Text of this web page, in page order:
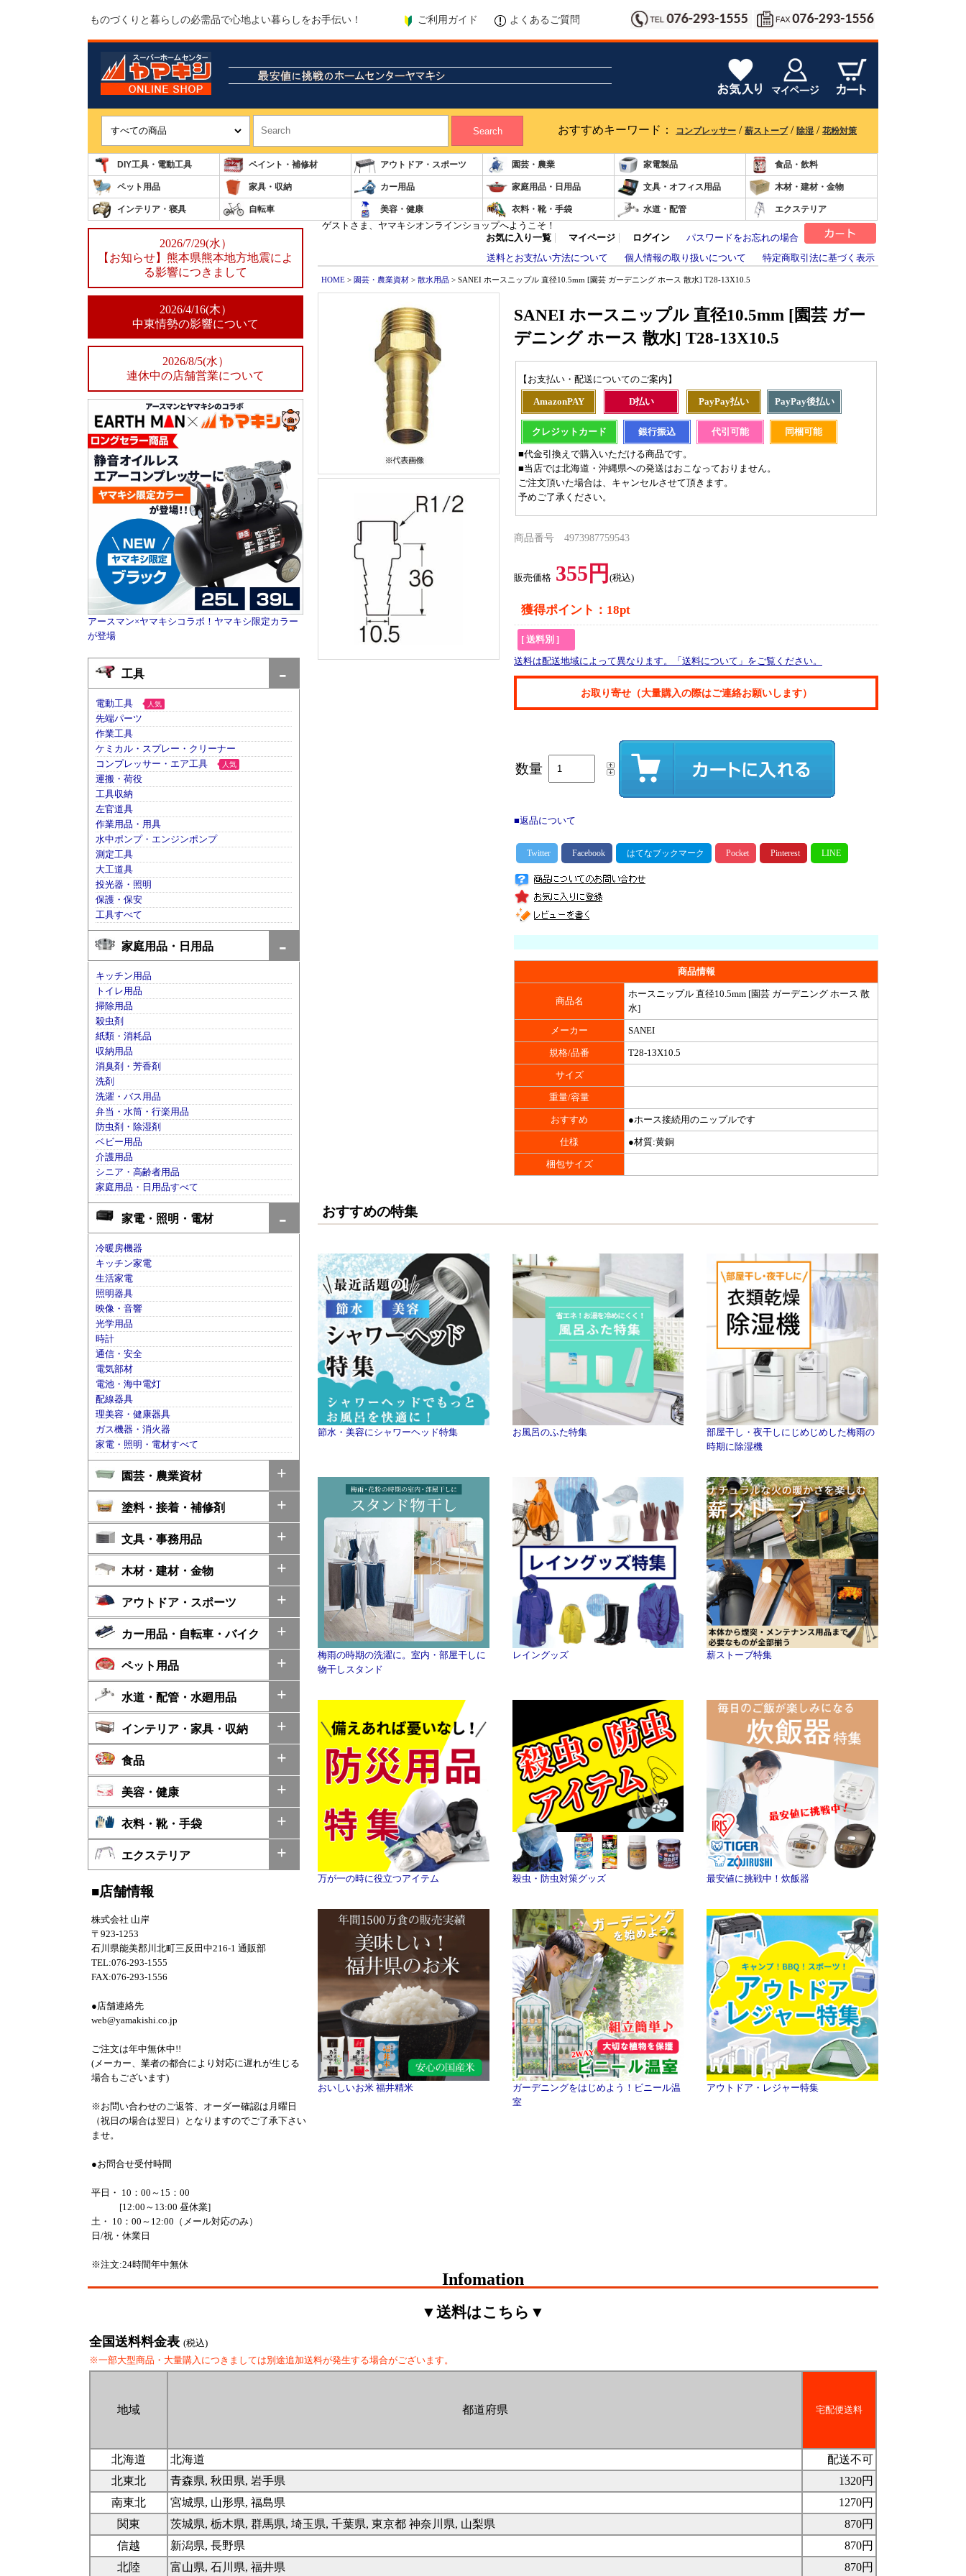
ものづくりと暮らしの必需品で心地よい暮らしをお手伝い！ ご利用ガイド よくあるご質問
Search おすすめキーワード： コンプレッサー / 薪ストーブ/ 除湿 / 花粉対策
DIY工具・電動工具 ペイント・補修材 アウトドア・スポーツ 園芸・農業 家電製品 食品・飲料
ペット用品 家具・収納 カー用品 家庭用品・日用品 文具・オフィス用品 木材・建材・金物
インテリア・寝具 自転車 美容・健康 衣料・靴・手袋 水道・配管 エクステリア
2026/7/29(水）
【お知らせ】熊本県熊本地方地震によ
る影響につきまして
2026/4/16(木）
中東情勢の影響について
2026/8/5(水）
連休中の店舗営業について
アースマン×ヤマキシコラボ！ヤマキシ限定カラー
が登場
工具
電動工具 人気
先端パーツ
作業工具
ケミカル・スプレー・クリーナー
コンプレッサー・エア工具
人気
運搬・荷役
工具収納
左官道具
作業用品・用具
水中ポンプ・エンジンポンプ
測定工具
大工道具
投光器・照明
保護・保安
工具すべて
家庭用品・日用品
キッチン用品
トイレ用品
掃除用品
殺虫剤
紙類・消耗品
収納用品
消臭剤・芳香剤
洗剤
洗濯・バス用品
弁当・水筒・行楽用品
防虫剤・除湿剤
ベビー用品
介護用品
シニア・高齢者用品
家庭用品・日用品すべて
家電・照明・電材
冷暖房機器
キッチン家電
生活家電
照明器具
映像・音響
光学用品
時計
通信・安全
電気部材
電池・海中電灯
配線器具
理美容・健康器具
ガス機器・消火器
家電・照明・電材すべて
園芸・農業資材
塗料・接着・補修剤
文具・事務用品
木材・建材・金物
アウトドア・スポーツ
カー用品・自転車・バイク
ペット用品
水道・配管・水廻用品
インテリア・家具・収納
食品
美容・健康
衣料・靴・手袋
エクステリア
■店舗情報
株式会社 山岸
〒923-1253
石川県能美郡川北町三反田中216-1 通販部
TEL:076-293-1555
FAX:076-293-1556
●店舗連絡先
web@yamakishi.co.jp
ご注文は年中無休中!!
(メーカー、業者の都合により対応に遅れが生じる
場合もございます)
※お問い合わせのご返答、オーダー確認は月曜日
（祝日の場合は翌日）となりますのでご了承下さい
ませ。
●お問合せ受付時間
平日・ 10：00～15：00
[12:00～13:00 昼休業]
土・ 10：00～12:00（メール対応のみ）
日/祝・休業日
※注文:24時間年中無休
ゲストさま、ヤマキシオンラインショップへようこそ！
お気に入り一覧
マイページ ログイン
パスワードをお忘れの場合
送料とお支払い方法について
個人情報の取り扱いについて 特定商取引法に基づく表示
HOME > 園芸・農業資材 > 散水用品 > SANEI ホースニップル 直径10.5mm [園芸 ガーデニング ホース 散水] T28-13X10.5
SANEI ホースニップル 直径10.5mm [園芸 ガー
デニング ホース 散水] T28-13X10.5
【お支払い・配送についてのご案内】
AmazonPAY D払い PayPay払い PayPay後払い
クレジットカード 銀行振込 代引可能 同梱可能
■代金引換えで購入いただける商品です。
■当店では北海道・沖縄県への発送はおこなっておりません。
ご注文頂いた場合は、キャンセルさせて頂きます。
予めご了承ください。
商品番号 4973987759543
販売価格 355円(税込)
獲得ポイント：18pt
[ 送料別 ]
送料は配送地域によって異なります。「送料について」をご覧ください。
お取り寄せ（大量購入の際はご連絡お願いします）
数量
■返品について
商品情報
商品名
ホースニップル 直径10.5mm [園芸 ガーデニング ホース 散
水]
メーカー SANEI
規格/品番 T28-13X10.5
サイズ
重量/容量
おすすめ ●ホース接続用のニップルです
仕様 ●材質:黄銅
梱包サイズ
おすすめの特集
節水・美容にシャワーヘッド特集 お風呂のふた特集
部屋干し・夜干しにじめじめした梅雨の
時期に除湿機
梅雨の時期の洗濯に。室内・部屋干しに
物干しスタンド
レイングッズ 薪ストーブ特集
万が一の時に役立つアイテム 殺虫・防虫対策グッズ 最安値に挑戦中！炊飯器
おいしいお米 福井精米
ガーデニングをはじめよう！ビニール温
室
アウトドア・レジャー特集
Infomation
▼送料はこちら▼
全国送料料金表 (税込)
※一部大型商品・大量購入につきましては別途追加送料が発生する場合がございます。
地域 都道府県 宅配便送料
北海道 北海道
配送不可
北東北
青森県, 秋田県, 岩手県
1320円
南東北
宮城県, 山形県, 福島県
1270円
関東
茨城県, 栃木県, 群馬県, 埼玉県, 千葉県, 東京都 神奈川県, 山梨県
870円
信越
新潟県, 長野県
870円
北陸
富山県, 石川県, 福井県 870円